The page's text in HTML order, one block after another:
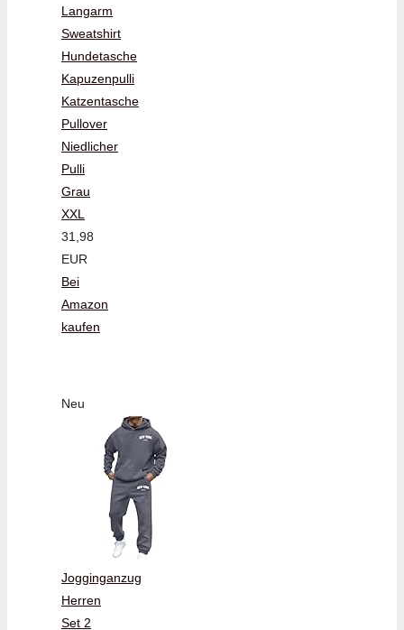
Langarm
Sweatshirt
Hundetasche
Kapuzenpulli
Katzentasche
Pullover
Niedlicher
Pulli
Grau
XXL
31,98
EUR
Bei
Amazon
kaufen
Neu
Jogginganzug
Herren
Set 2